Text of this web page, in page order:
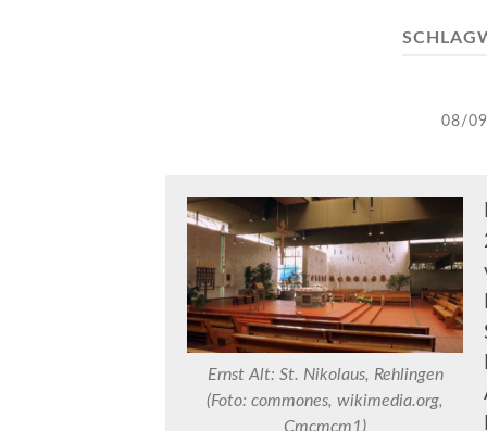
08/
Ernst Alt: St. Nikolaus, Rehlingen
(Foto: commones, wikimedia.org,
Cmcmcm1)